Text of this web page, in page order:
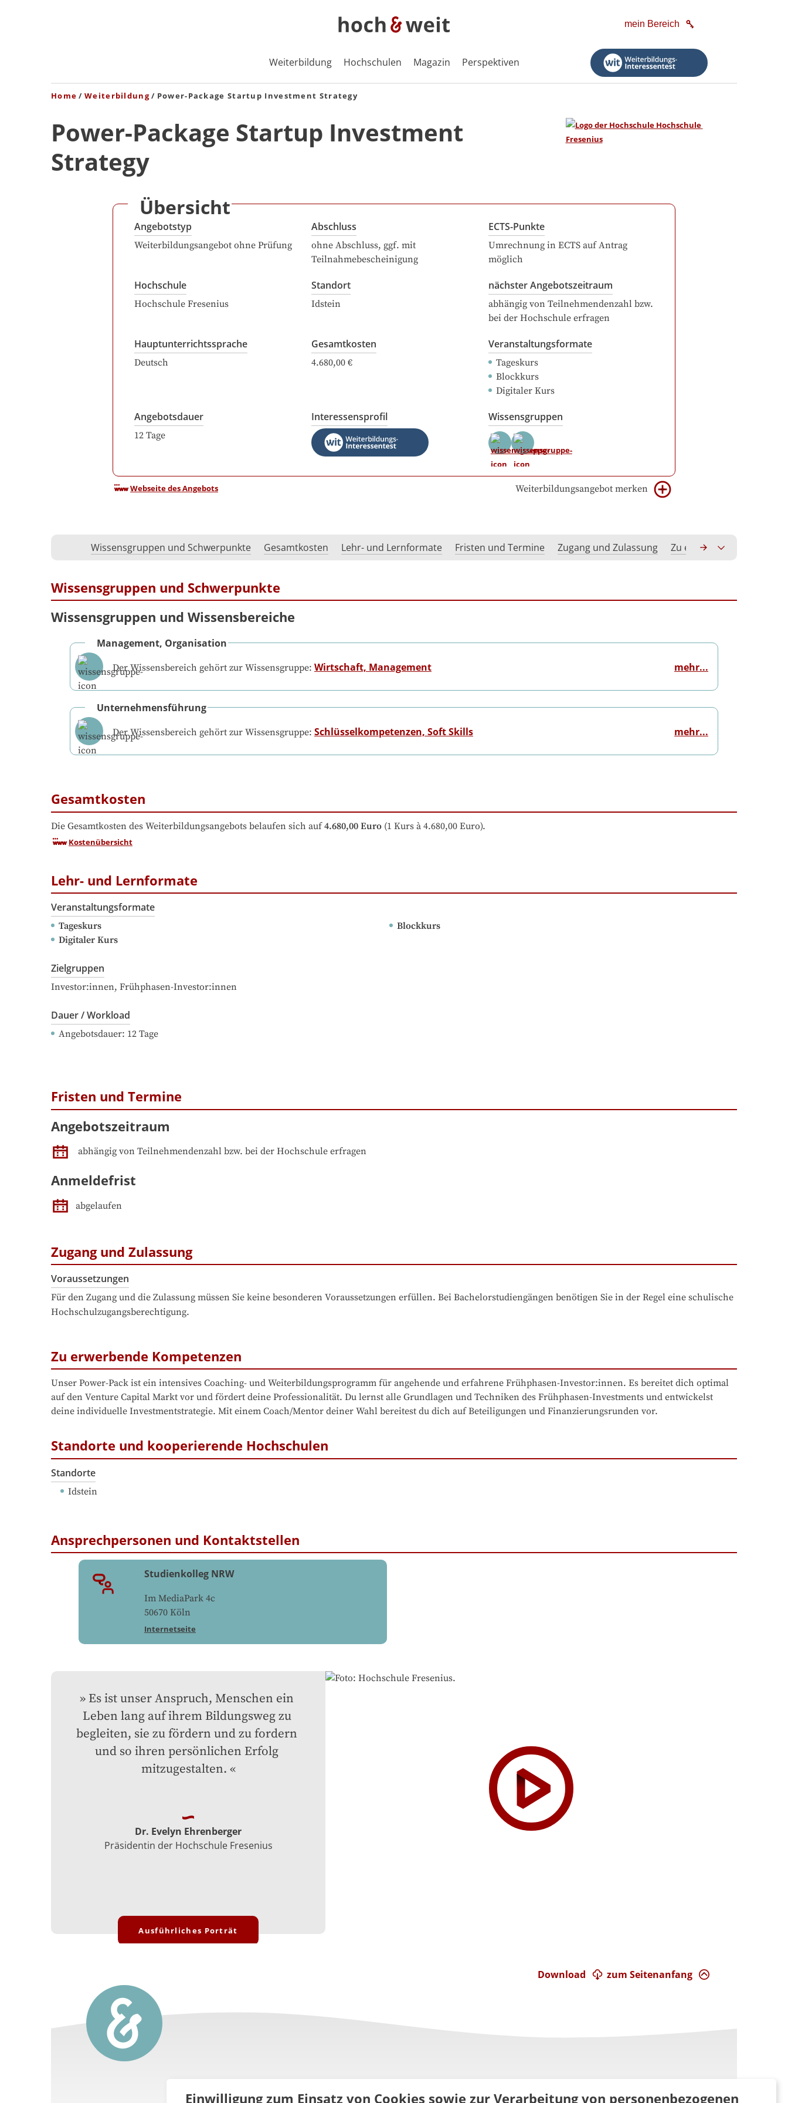
mein Bereich
Weiterbildung Hochschulen Magazin Perspektiven
Home Weiterbildung Power-Package Startup Investment Strategy
Power-Package Startup Investment
Strategy
Übersicht
Angebotstyp
Weiterbildungsangebot ohne Prüfung
Abschluss
ohne Abschluss, ggf. mit
Teilnahmebescheinigung
ECTS-Punkte
Umrechnung in ECTS auf Antrag
möglich
Hochschule
Hochschule Fresenius
Standort
Idstein
nächster Angebotszeitraum
abhängig von Teilnehmendenzahl bzw.
bei der Hochschule erfragen
Hauptunterrichtssprache
Deutsch
Gesamtkosten
4.680,00 €
Veranstaltungsformate
Tageskurs
Blockkurs
Digitaler Kurs
Angebotsdauer
12 Tage
Interessensprofil Wissensgruppen
Webseite des Angebots Weiterbildungsangebot merken
Wissensgruppen und Schwerpunkte Gesamtkosten Lehr- und Lernformate Fristen und Termine Zugang und Zulassung Zu erwerbende
Wissensgruppen und Schwerpunkte
Wissensgruppen und Wissensbereiche
Management, Organisation
Der Wissensbereich gehört zur Wissensgruppe: Wirtschaft, Management mehr...
Unternehmensführung
Der Wissensbereich gehört zur Wissensgruppe: Schlüsselkompetenzen, Soft Skills mehr...
Gesamtkosten
Die Gesamtkosten des Weiterbildungsangebots belaufen sich auf 4.680,00 Euro (1 Kurs à 4.680,00 Euro).
Kostenübersicht
Lehr- und Lernformate
Veranstaltungsformate
Tageskurs
Blockkurs
Digitaler Kurs
Zielgruppen
Investor:innen, Frühphasen-Investor:innen
Dauer / Workload
Angebotsdauer: 12 Tage
Fristen und Termine
Angebotszeitraum
abhängig von Teilnehmendenzahl bzw. bei der Hochschule erfragen
Anmeldefrist
abgelaufen
Zugang und Zulassung
Voraussetzungen
Für den Zugang und die Zulassung müssen Sie keine besonderen Voraussetzungen erfüllen. Bei Bachelorstudiengängen benötigen Sie in der Regel eine schulische
Hochschulzugangsberechtigung.
Zu erwerbende Kompetenzen
Unser Power-Pack ist ein intensives Coaching- und Weiterbildungsprogramm für angehende und erfahrene Frühphasen-Investor:innen. Es bereitet dich optimal
auf den Venture Capital Markt vor und fördert deine Professionalität. Du lernst alle Grundlagen und Techniken des Frühphasen-Investments und entwickelst
deine individuelle Investmentstrategie. Mit einem Coach/Mentor deiner Wahl bereitest du dich auf Beteiligungen und Finanzierungsrunden vor.
Standorte und kooperierende Hochschulen
Standorte
Idstein
Ansprechpersonen und Kontaktstellen
Studienkolleg NRW
Im MediaPark 4c
50670 Köln
Internetseite
Es ist unser Anspruch, Menschen ein
Leben lang auf ihrem Bildungsweg zu
begleiten, sie zu fördern und zu fordern
und so ihren persönlichen Erfolg
mitzugestalten.
Dr. Evelyn Ehrenberger
Präsidentin der Hochschule Fresenius
Ausführliches Porträt
zum Seitenanfang
Download
Einwilligung zum Einsatz von Cookies sowie zur Verarbeitung von personenbezogenen